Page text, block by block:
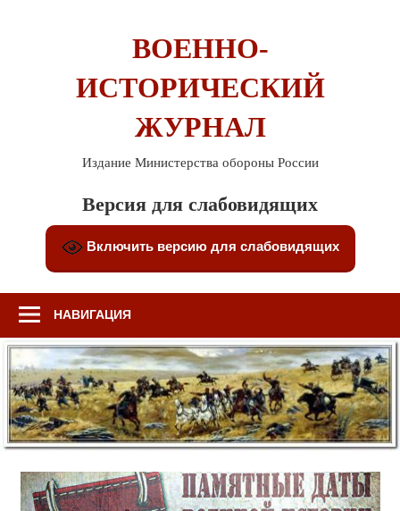
ВОЕННО-
ИСТОРИЧЕСКИЙ
ЖУРНАЛ
Издание Министерства обороны России
Версия для слабовидящих
Включить версию для слабовидящих
НАВИГАЦИЯ